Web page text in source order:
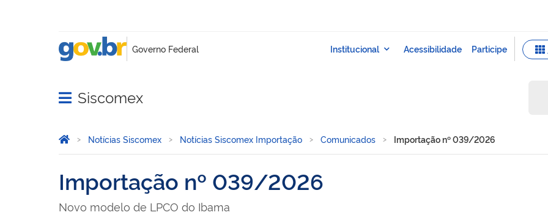
Abrir menu principal de navegação
Siscomex
Você está aqui:
Página Inicial
Notícias Siscomex Notícias Siscomex Importação Comunicados Importação nº 039/2026
Importação nº 039/2026
Novo modelo de LPCO do Ibama